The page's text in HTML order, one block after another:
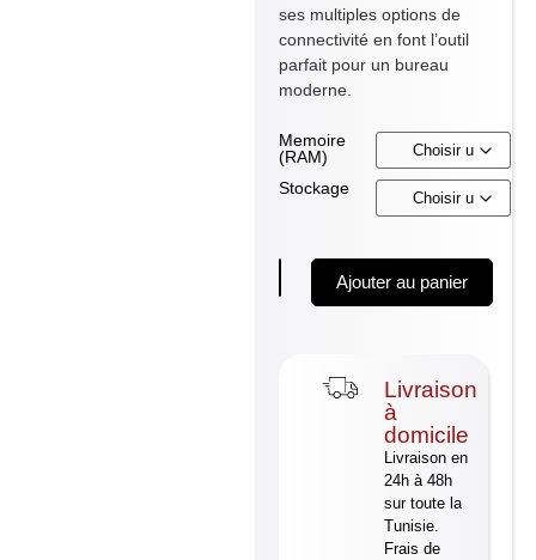
ses multiples options de
connectivité en font l’outil
parfait pour un bureau
moderne.
Memoire
(RAM)
Stockage
Ajouter au panier
Livraison
à
domicile
Livraison en
24h à 48h
sur toute la
Tunisie.
Frais de